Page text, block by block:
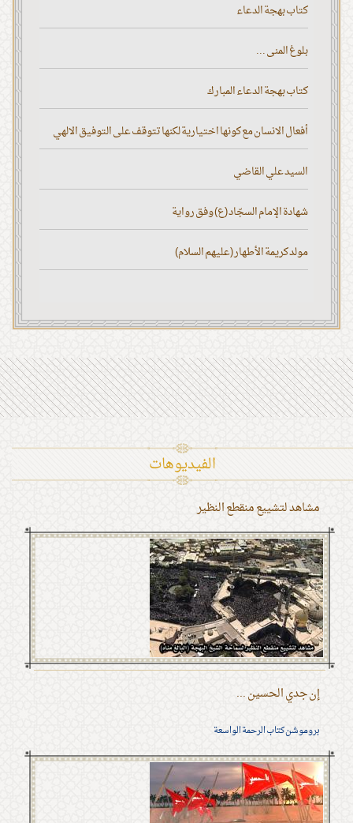
كتاب بهجة الدعاء
بلوغ المنى ...
كتاب بهجة الدعاء المبارك
أفعال الانسان مع كونها اختيارية لكنها تتوقف على التوفيق الالهي
السيد علي القاضي
شهادة الإمام السجّاد (ع) وفق رواية
مولد كريمة الأطهار (عليهم السلام)
الفیدیوهات
مشاهد لتشييع منقطع النظير
إن جدي الحسين ...
بروموشن كتاب الرحمة الواسعة